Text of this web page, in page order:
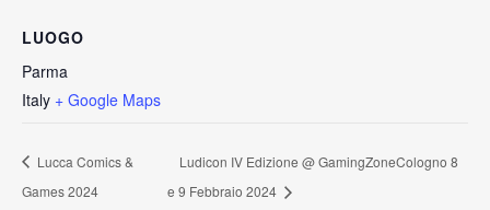
LUOGO
Parma
Italy + Google Maps
Lucca Comics &
Games 2024
Ludicon IV Edizione @ GamingZoneCologno 8
e 9 Febbraio 2024